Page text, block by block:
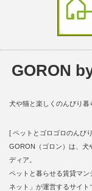
GORON
犬や猫と楽しくのんびり
[ ペットとゴロゴロのんび
GORON（ゴロン）は、犬
ディア。
ペットと暮らせる賃貸マ
ネット」が運営するサイト